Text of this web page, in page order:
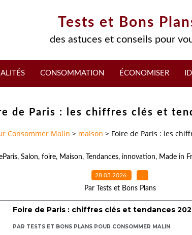
Tests et Bons
des astuces et conseils pour
CONSOMMATION ÉCONOMISER
de Paris : les chiffres clés et
Consommer Malin > maison > Foire de Paris : les
, Salon, foire, Maison, Tendances, innovation, Made in
28.03.2026 …
Par Tests et Bons Plans